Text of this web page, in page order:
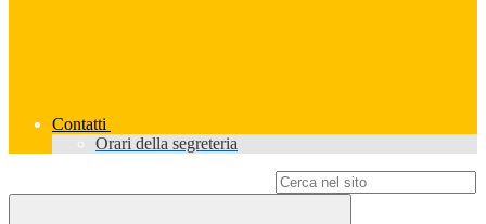
Contatti
Orari della segreteria